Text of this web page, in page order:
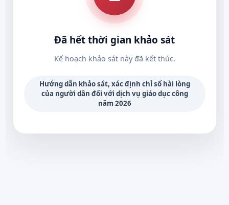
Đã hết thời gian khảo sát
Kế hoạch khảo sát này đã kết thúc.
Hướng dẫn khảo sát, xác định chỉ số hài lòng
của người dân đối với dịch vụ giáo dục công
năm 2026